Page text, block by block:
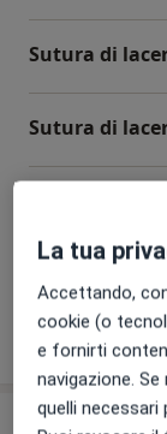
Sutura di
Sutura di
+ 10
Come
Il nostro team
La tua
Accettando,
cookie (o
e fornirti
navigazione.
quelli